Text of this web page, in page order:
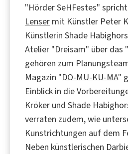
"Hörder SeHFestes"
Lenser mit Künstler Peter
Künstlerin Shade
Atelier "Dreisam" über das
gehören zum
Magazin "DO-MU-KU-MA"
Einblick in die
Kröker und Shade
verraten zudem, wie
Kunstrichtungen auf dem
Neben künstlerischen